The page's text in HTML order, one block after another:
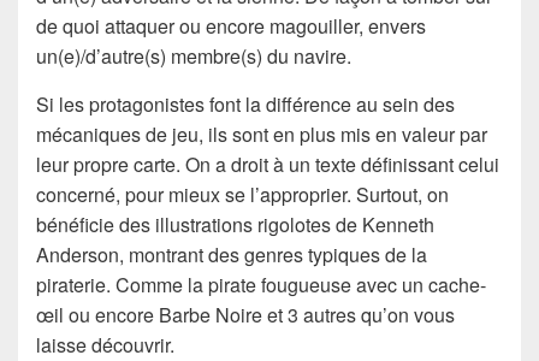
de quoi attaquer ou encore magouiller, envers
un(e)/d’autre(s) membre(s) du navire.
Si les protagonistes font la différence au sein des
mécaniques de jeu, ils sont en plus mis en valeur par
leur propre carte. On a droit à un texte définissant celui
concerné, pour mieux se l’approprier. Surtout, on
bénéficie des illustrations rigolotes de Kenneth
Anderson, montrant des genres typiques de la
piraterie. Comme la pirate fougueuse avec un cache-
œil ou encore Barbe Noire et 3 autres qu’on vous
laisse découvrir.